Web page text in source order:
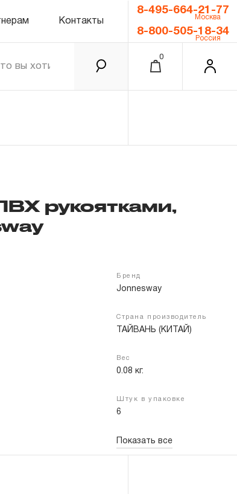
Контакты
8-495-664-21-77
Москва
8-800-505-18-34
Россия
0
Регистрация
рукоятками,
Бренд
Jonnesway
Страна производитель
ТАЙВАНЬ (КИТАЙ)
Вес
0.08 кг.
Штук в упаковке
6
Показать все